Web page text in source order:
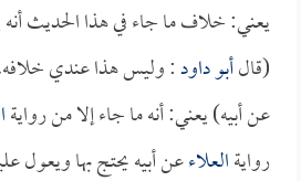
يعني: خلاف ما جاء في هذا الحديث
(قالأبو داود: وليس هذا عندي
عن أبيه) يعني: أنه ما جاء إلا من رواية
روايةالعلاءعن أبيه يحتج بها ويعول